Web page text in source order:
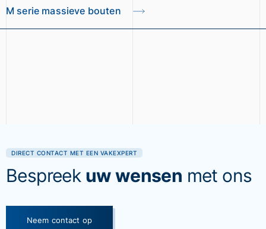
M serie massieve bouten
DIRECT CONTACT MET EEN VAKEXPERT
Bespreek uw wensen met ons
Neem contact op